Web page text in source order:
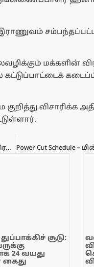
மக்களின்
விசாரிக்க
185 பேருடன் புறப்பட்ட விமானத்தின் இயந்திரத்தில் தீவிபத்து
சூடு:
24 வயது